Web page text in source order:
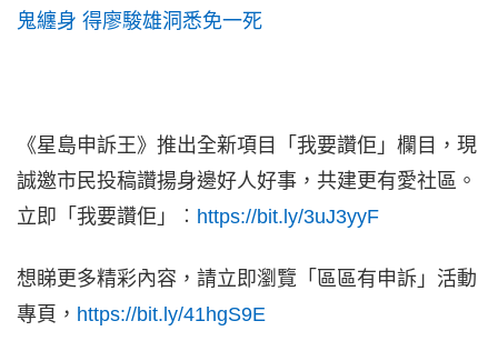
鬼纏身 得廖駿雄洞悉免一死
《星島申訴王》推出全新項目「我要讚佢」欄目，現
誠邀市民投稿讚揚身邊好人好事，共建更有愛社區。
立即「我要讚佢」︰ https://bit.ly/3uJ3yyF
想睇更多精彩內容，請立即瀏覽「區區有申訴」活動
專頁， https://bit.ly/41hgS9E